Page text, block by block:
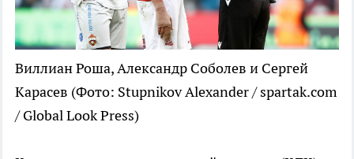
Виллиан Роша, Александр Соболев и Сергей
Карасев (Фото: Stupnikov Alexander / spartak.com
/ Global Look Press)